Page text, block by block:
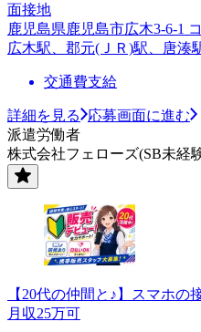
面接地
鹿児島県鹿児島市広木3-6-1
広木駅、郡元(ＪＲ)駅、唐湊
交通費支給
詳細を見る
応募画面に進む
派遣労働者
株式会社フェローズ(SB未経
【20代の仲間と♪】スマホ
月収25万可